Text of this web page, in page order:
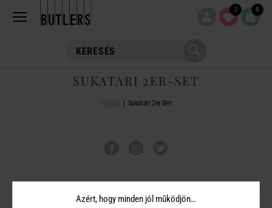
0 0
SUKATARI 2ER-SET
Főoldal Sukatari 2er-Set
Azért, hogy minden jól működjön…